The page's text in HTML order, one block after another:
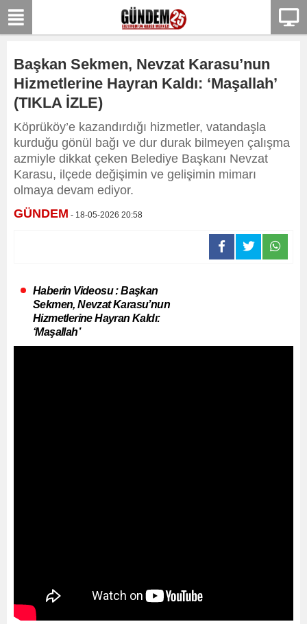
Başkan Sekmen, Nevzat Karasu’nun
Hizmetlerine Hayran Kaldı: ‘Maşallah’
(TIKLA İZLE)
Köprüköy’e kazandırdığı hizmetler, vatandaşla
kurduğu gönül bağı ve dur durak bilmeyen çalışma
azmiyle dikkat çeken Belediye Başkanı Nevzat
Karasu, ilçede değişimin ve gelişimin mimarı
olmaya devam ediyor.
GÜNDEM - 18-05-2026 20:58
Haberin Videosu : Başkan
Sekmen, Nevzat Karasu’nun
Hizmetlerine Hayran Kaldı:
‘Maşallah’